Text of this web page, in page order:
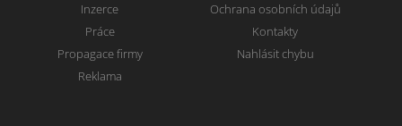
Inzerce
Práce
Propagace firmy
Reklama
Ochrana osobních údajů
Kontakty
Nahlásit chybu